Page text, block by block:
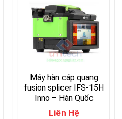
Máy hàn cáp quang
fusion splicer IFS-15H
Inno – Hàn Quốc
Liên Hệ